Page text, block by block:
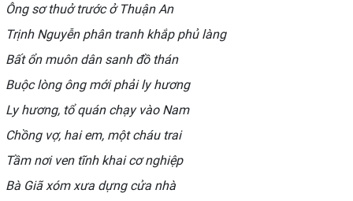
Ông sơ thuở trước ở Thuận An
Trịnh Nguyễn phân tranh khắp phủ làng
Bất ổn muôn dân sanh đồ thán
Buộc lòng ông mới phải ly hương
Ly hương, tổ quán chạy vào Nam
Chồng vợ, hai em, một cháu trai
Tầm nơi ven tĩnh khai cơ nghiệp
Bà Giã xóm xưa dựng cửa nhà